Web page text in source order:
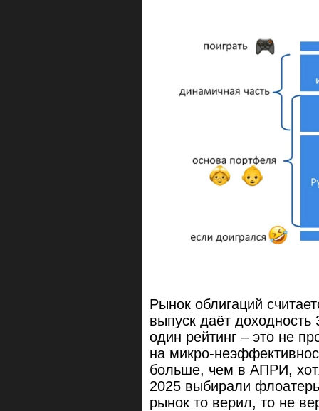
Рынок облигаций
выпуск даёт
один рейтинг – это не
на микро-
больше, чем в АПРИ,
2025 выбирали
рынок то верил, то не